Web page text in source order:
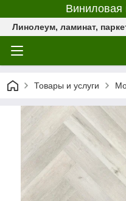
Виниловая
Линолеум, ламинат,
Товары и услуги